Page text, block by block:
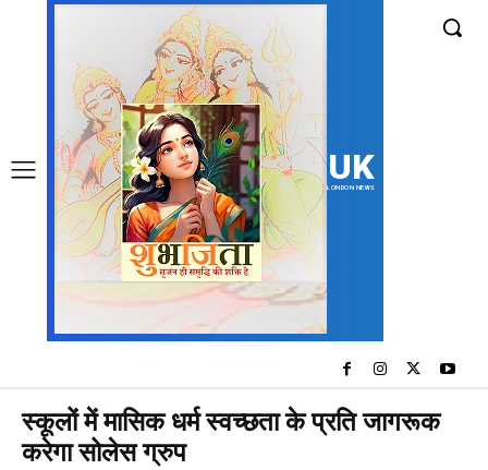
UK
LONDON NEWS
स्कूलों में मासिक धर्म स्वच्छता के प्रति जागरूक
करेगा सोलेस ग्रुप